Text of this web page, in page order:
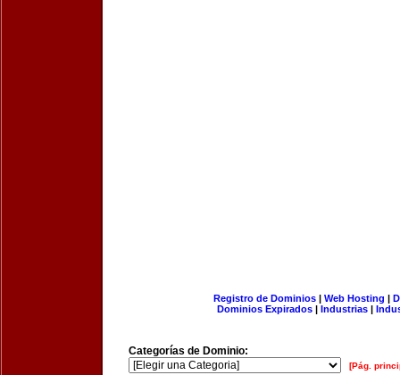
Registro de Dominios| Web Hosting |
Dominios Expirados | Industrias |
Categorías de Dominio:
[Pág.